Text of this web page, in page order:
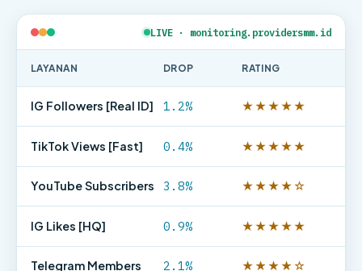
LIVE · monitoring.providersmm.id
LAYANAN DROP RATING
IG Followers [Real ID] 1.2% ★★★★★
TikTok Views [Fast] 0.4% ★★★★★
YouTube Subscribers 3.8% ★★★★☆
IG Likes [HQ] 0.9% ★★★★★
Telegram Members 2.1% ★★★★☆